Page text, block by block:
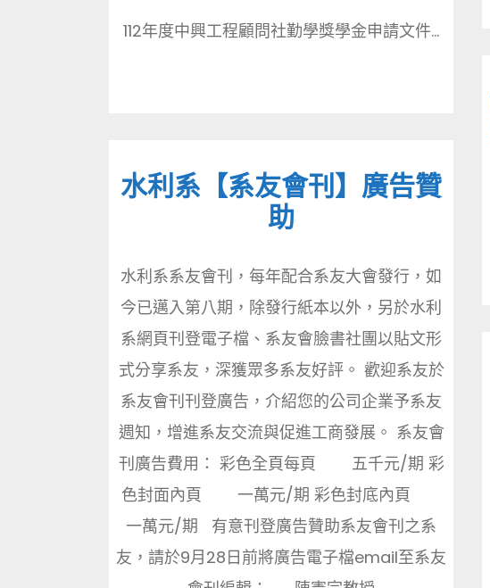
112年度中興工程顧問社勤學獎學金申請文件...
水利系【系友會刊】廣告贊
助
水利系系友會刊，每年配合系友大會發行，如
今已邁入第八期，除發行紙本以外，另於水利
系網頁刊登電子檔、系友會臉書社團以貼文形
式分享系友，深獲眾多系友好評。 歡迎系友於
系友會刊刊登廣告，介紹您的公司企業予系友
週知，增進系友交流與促進工商發展。 系友會
刊廣告費用： 彩色全頁每頁 五千元/期 彩
色封面內頁 一萬元/期 彩色封底內頁
一萬元/期 有意刊登廣告贊助系友會刊之系
友，請於9月28日前將廣告電子檔email至系友